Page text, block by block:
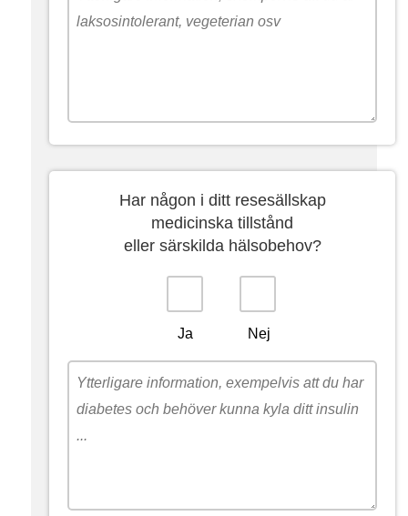
Har någon i ditt resesällskap
medicinska tillstånd
eller särskilda hälsobehov?
Ja Nej